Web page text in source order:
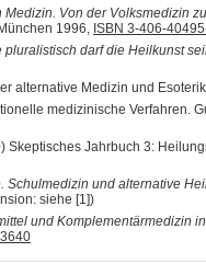
Medizin. Von der Volksmedizin
1996, ISBN 3-406-
darf die Heilkunst
alternative Medizin und
medizinische Verfahren.
Skeptisches Jahrbuch 3:
Schulmedizin und alternative
siehe [1])
und Komplementärmedizin